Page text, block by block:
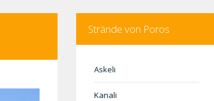
Strände von Poros
Askeli
Kanali